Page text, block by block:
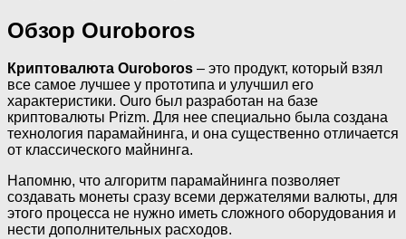
Обзор Ouroboros
Криптовалюта Ouroboros – это продукт, который взял
все самое лучшее у прототипа и улучшил его
характеристики. Ouro был разработан на базе
криптовалюты Prizm. Для нее специально была создана
технология парамайнинга, и она существенно отличается
от классического майнинга.
Напомню, что алгоритм парамайнинга позволяет
создавать монеты сразу всеми держателями валюты, для
этого процесса не нужно иметь сложного оборудования и
нести дополнительных расходов.